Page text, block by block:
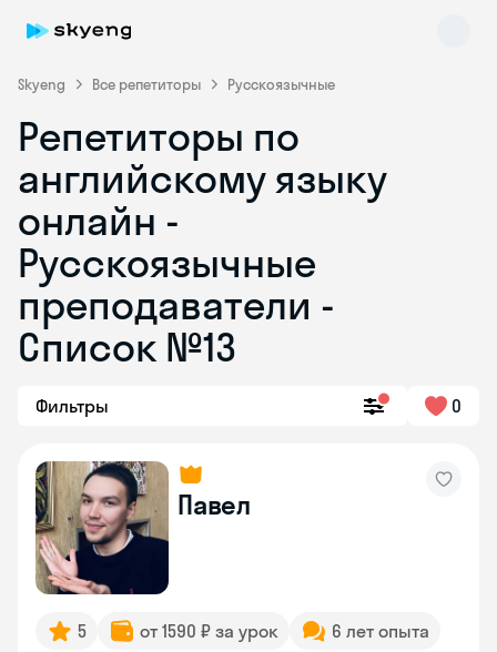
Skyeng Все репетиторы Русскоязычные
Репетиторы по
английскому языку
онлайн -
Русскоязычные
преподаватели -
Список №13
Фильтры 0
Павел
5 от 1590 ₽ за урок 6 лет опыта
online